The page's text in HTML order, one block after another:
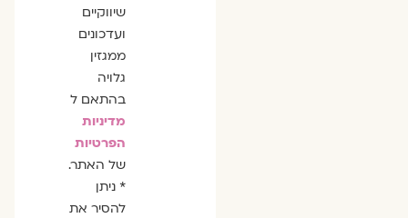
שיווקיים
ועדכונים
ממגזין
גלויה
בהתאם ל
מדיניות
הפרטיות
של האתר.
* ניתן
להסיר את